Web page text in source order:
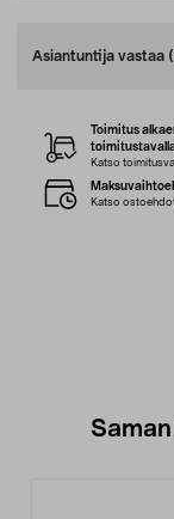
Asiantuntija vastaa
Toimitus
Katso
Katso